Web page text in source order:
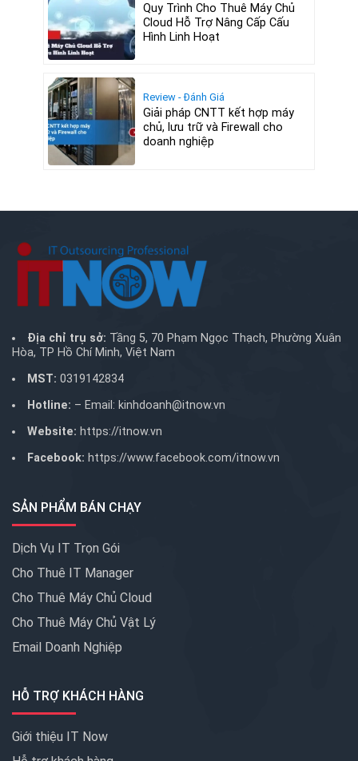
Quy Trình Cho Thuê Máy Chủ
Cloud Hỗ Trợ Nâng Cấp Cấu
Hình Linh Hoạt
Review - Đánh Giá
Giải pháp CNTT kết hợp máy
chủ, lưu trữ và Firewall cho
doanh nghiệp
Địa chỉ trụ sở: Tầng 5, 70 Phạm Ngọc Thạch, Phường Xuân
Hòa, TP Hồ Chí Minh, Việt Nam
MST: 0319142834
Hotline: – Email: kinhdoanh@itnow.vn
Website: https://itnow.vn
Facebook: https://www.facebook.com/itnow.vn
SẢN PHẨM BÁN CHẠY
Dịch Vụ IT Trọn Gói
Cho Thuê IT Manager
Cho Thuê Máy Chủ Cloud
Cho Thuê Máy Chủ Vật Lý
Email Doanh Nghiệp
HỖ TRỢ KHÁCH HÀNG
Giới thiệu IT Now